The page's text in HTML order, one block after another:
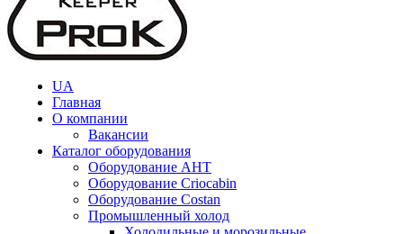
UA
Главная
О компании
Вакансии
Каталог оборудования
Оборудование AHT
Оборудование Criocabin
Оборудование Costan
Промышленный холод